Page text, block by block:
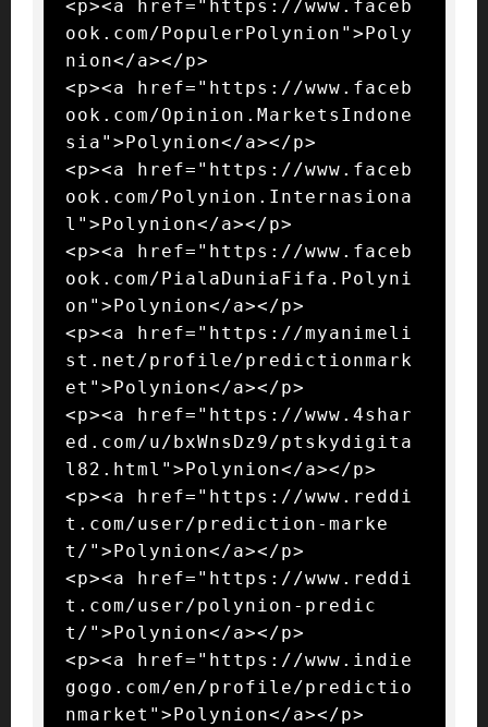
<p><a href="https://www.faceb
ook.com/PopulerPolynion">Poly
nion</a></p>
<p><a href="https://www.faceb
ook.com/Opinion.MarketsIndone
sia">Polynion</a></p>
<p><a href="https://www.faceb
ook.com/Polynion.Internasiona
l">Polynion</a></p>
<p><a href="https://www.faceb
ook.com/PialaDuniaFifa.Polyni
on">Polynion</a></p>
<p><a href="https://myanimeli
st.net/profile/predictionmark
et">Polynion</a></p>
<p><a href="https://www.4shar
ed.com/u/bxWnsDz9/ptskydigita
l82.html">Polynion</a></p>
<p><a href="https://www.reddi
t.com/user/prediction-marke
t/">Polynion</a></p>
<p><a href="https://www.reddi
t.com/user/polynion-predic
t/">Polynion</a></p>
<p><a href="https://www.indie
gogo.com/en/profile/predictio
nmarket">Polynion</a></p>